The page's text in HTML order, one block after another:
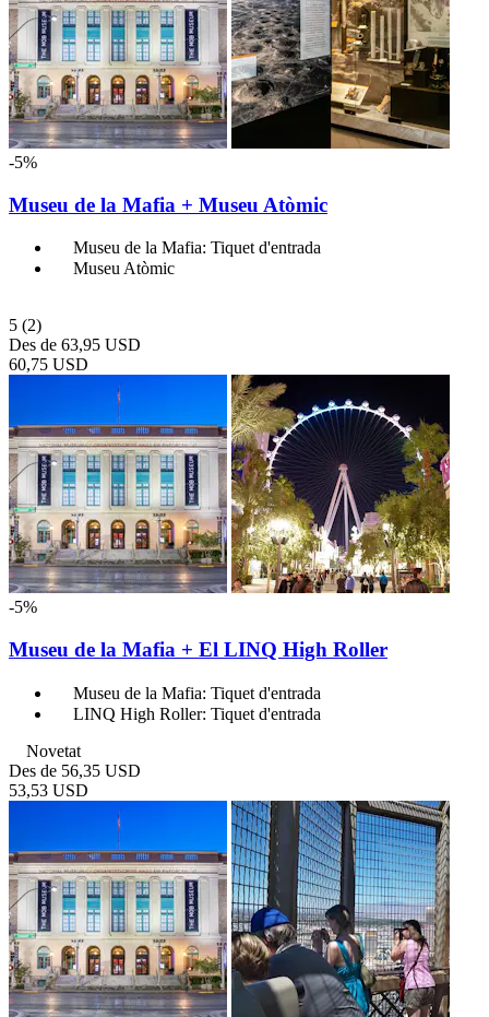
-5%
Museu de la Mafia + Museu Atòmic
Museu de la Mafia: Tiquet d'entrada
Museu Atòmic
5 (2)
Des de 63,95 USD
60,75 USD
-5%
Museu de la Mafia + El LINQ High Roller
Museu de la Mafia: Tiquet d'entrada
LINQ High Roller: Tiquet d'entrada
Novetat
Des de 56,35 USD
53,53 USD